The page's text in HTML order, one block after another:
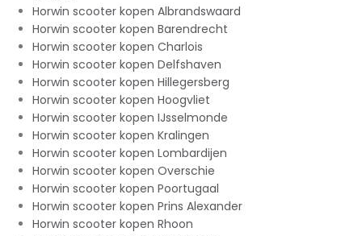
Horwin scooter kopen Albrandswaard
Horwin scooter kopen Barendrecht
Horwin scooter kopen Charlois
Horwin scooter kopen Delfshaven
Horwin scooter kopen Hillegersberg
Horwin scooter kopen Hoogvliet
Horwin scooter kopen IJsselmonde
Horwin scooter kopen Kralingen
Horwin scooter kopen Lombardijen
Horwin scooter kopen Overschie
Horwin scooter kopen Poortugaal
Horwin scooter kopen Prins Alexander
Horwin scooter kopen Rhoon